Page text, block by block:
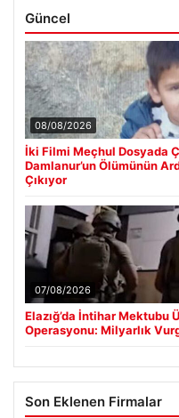
Güncel
08/08/2026
İki Filmi Meçhul Dosyada
Damlanur’un Ölümünün
Çıkıyor
07/08/2026
Elazığ’da İntihar Mektubu
Operasyonu: Milyarlık
Son Eklenen Firmalar